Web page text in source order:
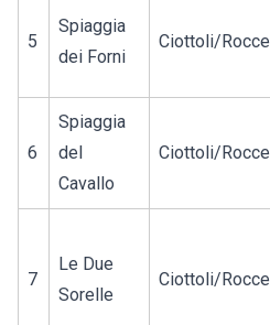
5
Spiaggia
dei Forni
Ciottoli/Rocce
6
Spiaggia
del
Cavallo
Ciottoli/Rocce
7
Le Due
Sorelle
Ciottoli/Rocce